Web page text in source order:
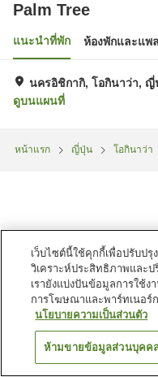
Palm Tree
แนะนำที่พัก ห้องพักและแพ
นครอิชิกากิ, โอกินาว่า,
ดูบนแผนที่
หน้าแรก ญี่ปุ่น โอกินาว่า
ค้
เว็บไซต์นี้ใช้คุกกี้เพื่อปรับป
วิเคราะห์ประสิทธิภาพและป
เรายังแบ่งปันข้อมูลการใช้ง
การโฆษณาและพาร์ทเนอร์ก
นโยบายความเป็นส่วนตัว
ห้ามขายข้อมูลส่วนบุคค